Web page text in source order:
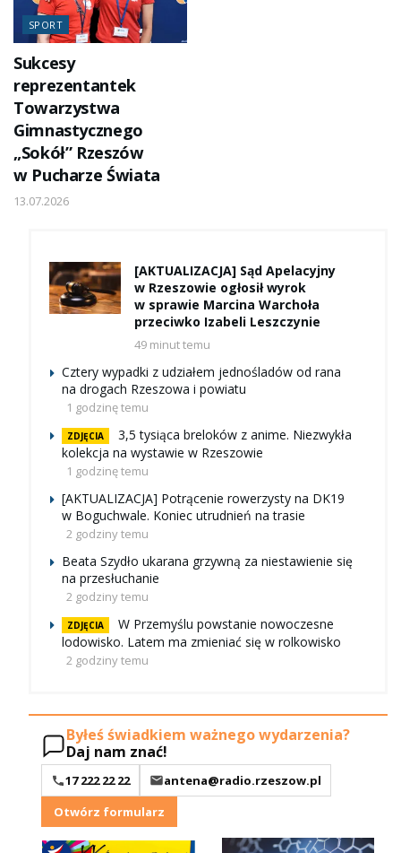
SPORT
Sukcesy
reprezentantek
Towarzystwa
Gimnastycznego
„Sokół” Rzeszów
w Pucharze Świata
13.07.2026
[AKTUALIZACJA] Sąd Apelacyjny
w Rzeszowie ogłosił wyrok
w sprawie Marcina Warchoła
przeciwko Izabeli Leszczynie
49 minut temu
Cztery wypadki z udziałem jednośladów od rana
na drogach Rzeszowa i powiatu
1 godzinę temu
ZDJĘCIA
3,5 tysiąca breloków z anime. Niezwykła
kolekcja na wystawie w Rzeszowie
1 godzinę temu
[AKTUALIZACJA] Potrącenie rowerzysty na DK19
w Boguchwale. Koniec utrudnień na trasie
2 godziny temu
Beata Szydło ukarana grzywną za niestawienie się
na przesłuchanie
2 godziny temu
ZDJĘCIA
W Przemyślu powstanie nowoczesne
lodowisko. Latem ma zmieniać się w rolkowisko
2 godziny temu
Byłeś świadkiem ważnego wydarzenia?
Daj nam znać!
17 222 22 22
antena@radio.rzeszow.pl
Otwórz formularz